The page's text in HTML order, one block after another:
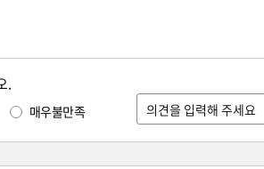
.
매우불만족